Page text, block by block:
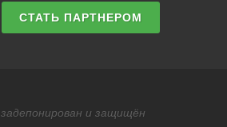
СТАТЬ ПАРТНЕРОМ
и защищён